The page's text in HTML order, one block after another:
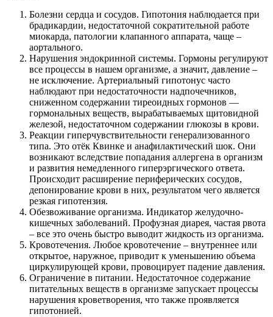
Болезни сердца и сосудов. Гипотония наблюдается при
брадикардии, недостаточной сократительной работе
миокарда, патологии клапанного аппарата, чаще –
аортального.
Нарушения эндокринной системы. Гормоны регулируют
все процессы в нашем организме, а значит, давление –
не исключение. Артериальный гипотонус часто
наблюдают при недостаточности надпочечников,
сниженном содержании тиреоидных гормонов —
гормональных веществ, вырабатываемых щитовидной
железой, недостаточном содержании глюкозы в крови.
Реакции гиперчувствительности генерализованного
типа. Это отёк Квинке и анафилактический шок. Они
возникают вследствие попадания аллергена в организм
и развития немедленного гиперэргического ответа.
Происходит расширение периферических сосудов,
депонирование крови в них, результатом чего является
резкая гипотензия.
Обезвоживание организма. Индикатор желудочно-
кишечных заболеваний. Профузная диарея, частая рвота
– все это очень быстро выводит жидкость из организма.
Кровотечения. Любое кровотечение – внутреннее или
открытое, наружное, приводит к уменьшению объема
циркулирующей крови, провоцирует падение давления.
Ограничение в питании. Недостаточное содержание
питательных веществ в организме запускает процессы
нарушения кроветворения, что также проявляется
гипотонией.